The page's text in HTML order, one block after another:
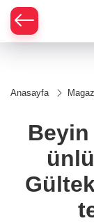
Anasayfa
Beyin